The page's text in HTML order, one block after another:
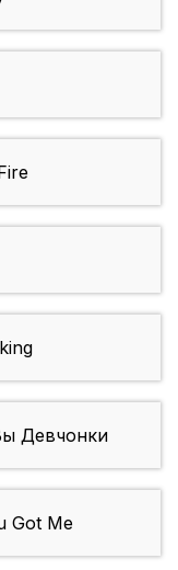
Девчонки
Got Me